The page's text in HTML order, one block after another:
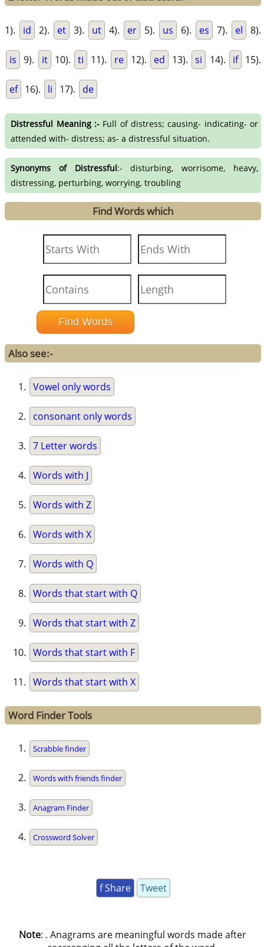
1). id 2). et 3). ut 4). er 5). us 6). es 7). el 8).
is 9). it 10). ti 11). re 12). ed 13). si 14). if 15).
ef 16). li 17). de
Distressful Meaning :-Full of distress; causing- indicating- or
attended with- distress; as- a distressful situation.
Synonyms of Distressful:- disturbing, worrisome, heavy,
distressing, perturbing, worrying, troubling
Find Words which
Also see:-
Vowel only words
consonant only words
7 Letter words
Words with J
Words with Z
Words with X
Words with Q
Words that start with Q
Words that start with Z
Words that start with F
Words that start with X
Word Finder Tools
Scrabble finder
Words with friends finder
Anagram Finder
Crossword Solver
f Share Tweet
Note: . Anagrams are meaningful words made after